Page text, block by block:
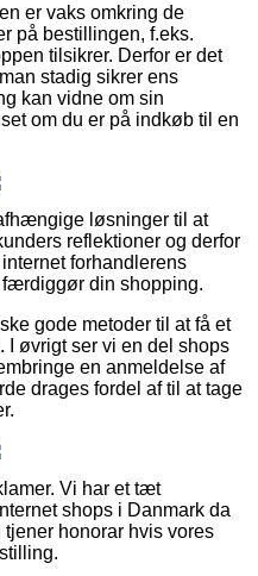
er vaks omkring de
på bestillingen, f.eks.
tilsikrer. Derfor er det
stadig sikrer ens
kan vidne om sin
om du er på indkøb til en
løsninger til at
reflektioner og derfor
forhandlerens
din shopping.
gode metoder til at få et
I øvrigt ser vi en del shops
en anmeldelse af
drages fordel af til at tage
Vi har et tæt
shops i Danmark da
honorar hvis vores